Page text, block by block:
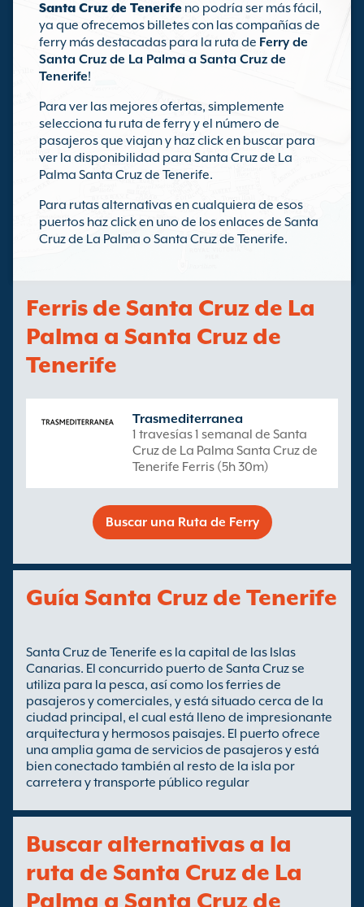
Santa Cruz de Tenerife no podría ser más fácil,
ya que ofrecemos billetes con las compañías de
ferry más destacadas para la ruta de Ferry de
Santa Cruz de La Palma a Santa Cruz de
Tenerife!
Para ver las mejores ofertas, simplemente
selecciona tu ruta de ferry y el número de
pasajeros que viajan y haz click en buscar para
ver la disponibilidad para Santa Cruz de La
Palma Santa Cruz de Tenerife.
Para rutas alternativas en cualquiera de esos
puertos haz click en uno de los enlaces de Santa
Cruz de La Palma o Santa Cruz de Tenerife.
Ferris de Santa Cruz de La
Palma a Santa Cruz de
Tenerife
Trasmediterranea
1 travesías 1 semanal de Santa
Cruz de La Palma Santa Cruz de
Tenerife Ferris (5h 30m)
Buscar una Ruta de Ferry
Guía Santa Cruz de Tenerife
Santa Cruz de Tenerife es la capital de las Islas
Canarias. El concurrido puerto de Santa Cruz se
utiliza para la pesca, así como los ferries de
pasajeros y comerciales, y está situado cerca de la
ciudad principal, el cual está lleno de impresionante
arquitectura y hermosos paisajes. El puerto ofrece
una amplia gama de servicios de pasajeros y está
bien conectado también al resto de la isla por
carretera y transporte público regular
Buscar alternativas a la
ruta de Santa Cruz de La
Palma a Santa Cruz de